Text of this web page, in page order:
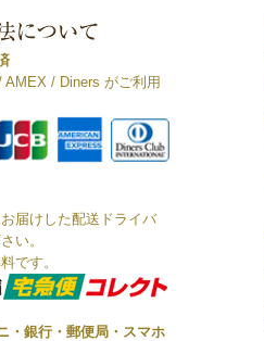
/ Diners がご利用
届けした配送ドライバ
い。
です。
・銀行・郵便局・スマホ